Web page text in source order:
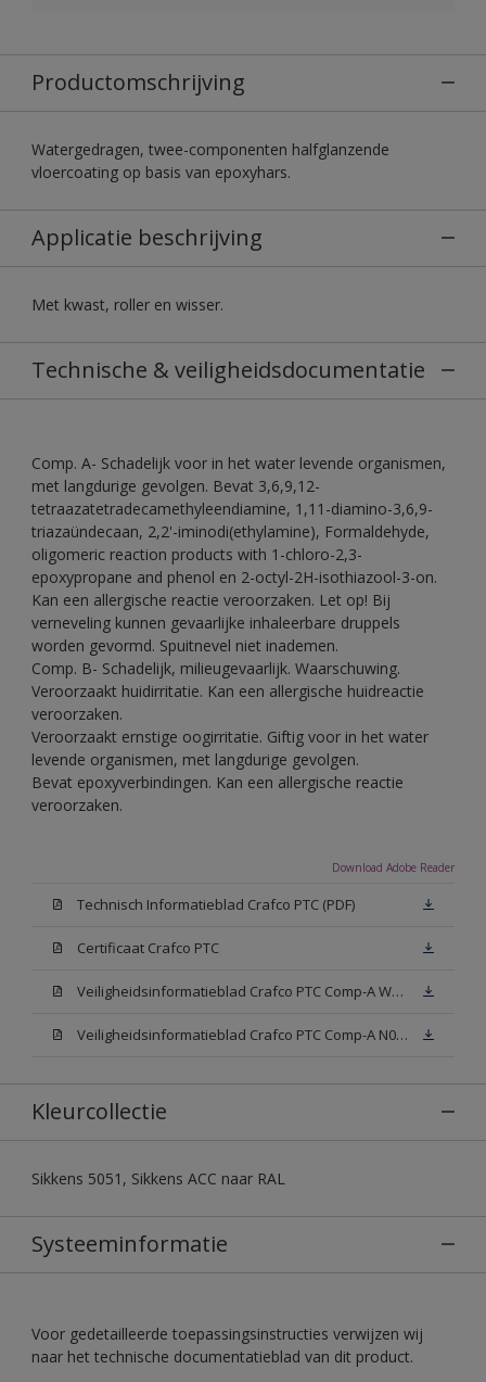
Productomschrijving
Watergedragen, twee-componenten halfglanzende
vloercoating op basis van epoxyhars.
Applicatie beschrijving
Met kwast, roller en wisser.
Technische & veiligheidsdocumentatie
Comp. A- Schadelijk voor in het water levende organismen,
met langdurige gevolgen. Bevat 3,6,9,12-
tetraazatetradecamethyleendiamine, 1,11-diamino-3,6,9-
triazaündecaan, 2,2'-iminodi(ethylamine), Formaldehyde,
oligomeric reaction products with 1-chloro-2,3-
epoxypropane and phenol en 2-octyl-2H-isothiazool-3-on.
Kan een allergische reactie veroorzaken. Let op! Bij
verneveling kunnen gevaarlijke inhaleerbare druppels
worden gevormd. Spuitnevel niet inademen.
Comp. B- Schadelijk, milieugevaarlijk. Waarschuwing.
Veroorzaakt huidirritatie. Kan een allergische huidreactie
veroorzaken.
Veroorzaakt ernstige oogirritatie. Giftig voor in het water
levende organismen, met langdurige gevolgen.
Bevat epoxyverbindingen. Kan een allergische reactie
veroorzaken.
Download Adobe Reader
Technisch Informatieblad Crafco PTC (PDF)
Certificaat Crafco PTC
Veiligheidsinformatieblad Crafco PTC Comp-A W05 (MSDS)
Veiligheidsinformatieblad Crafco PTC Comp-A N00 (MSDS)
Kleurcollectie
Sikkens 5051, Sikkens ACC naar RAL
Systeeminformatie
Voor gedetailleerde toepassingsinstructies verwijzen wij
naar het technische documentatieblad van dit product.